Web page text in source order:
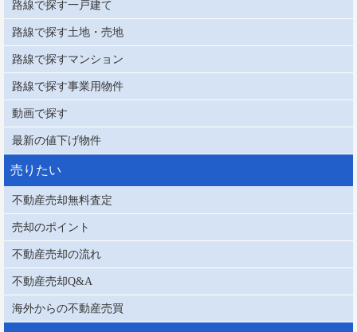
路線で探す一戸建て
路線で探す土地・売地
路線で探すマンション
路線で探す事業用物件
動画で探す
最新の値下げ物件
売りたい
不動産売却無料査定
売却のポイント
不動産売却の流れ
不動産売却Q&A
海外からの不動産売買